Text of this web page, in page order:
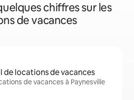
chiffres sur les
de vacances
de locations de vacances
de vacances à Paynesville